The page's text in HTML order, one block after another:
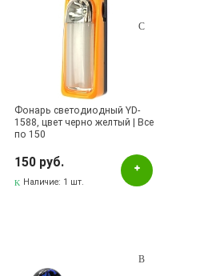
Фонарь светодиодный YD-
1588, цвет черно желтый | Все
по 150
150 руб.
Наличие: 1 шт.